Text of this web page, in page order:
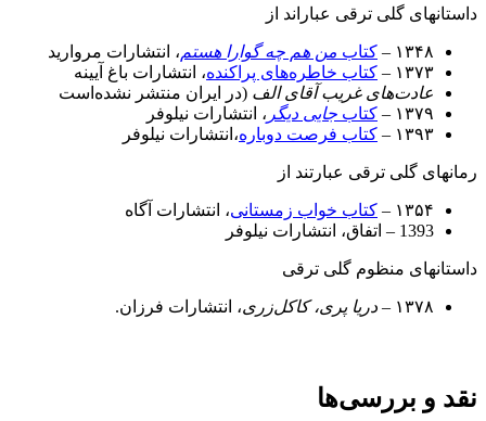
داستانهای گلی ترقی عباراند از
۱۳۴۸ – کتاب من هم چه‌ گوارا هستم، انتشارات مروارید
۱۳۷۳ –
کتاب خاطره‌های پراکنده، انتشارات باغ آیینه
عادت‌های غریب آقای الف (در ایران منتشر نشده‌است
۱۳۷۹ –
کتاب جایی دیگر ، انتشارات نیلوفر
۱۳۹۳ –
کتاب فرصت دوباره،انتشارات نیلوفر
رمانهای گلی ترقی عبارتند از
۱۳۵۴ – کتاب خواب زمستانی، انتشارات آگاه
1393 – اتفاق، انتشارات نیلوفر
داستانهای منظوم گلی ترقی
۱۳۷۸ – دریا پری، کاکل‌زری، انتشارات فرزان.
نقد و بررسی‌ها